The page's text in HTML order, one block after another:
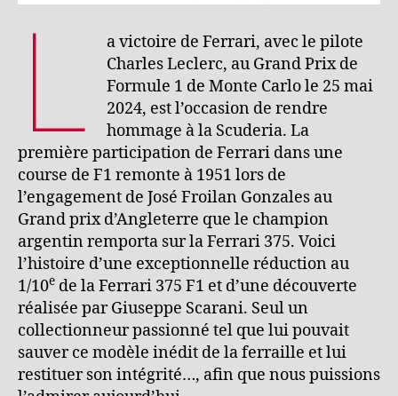
L
a victoire de Ferrari, avec le pilote
Charles Leclerc, au Grand Prix de
Formule 1 de Monte Carlo le 25 mai
2024, est l’occasion de rendre
hommage à la Scuderia. La
première participation de Ferrari dans une
course de F1 remonte à 1951 lors de
l’engagement de José Froilan Gonzales au
Grand prix d’Angleterre que le champion
argentin remporta sur la Ferrari 375. Voici
l’histoire d’une exceptionnelle réduction au
1/10e de la Ferrari 375 F1 et d’une découverte
réalisée par Giuseppe Scarani. Seul un
collectionneur passionné tel que lui pouvait
sauver ce modèle inédit de la ferraille et lui
restituer son intégrité…, afin que nous puissions